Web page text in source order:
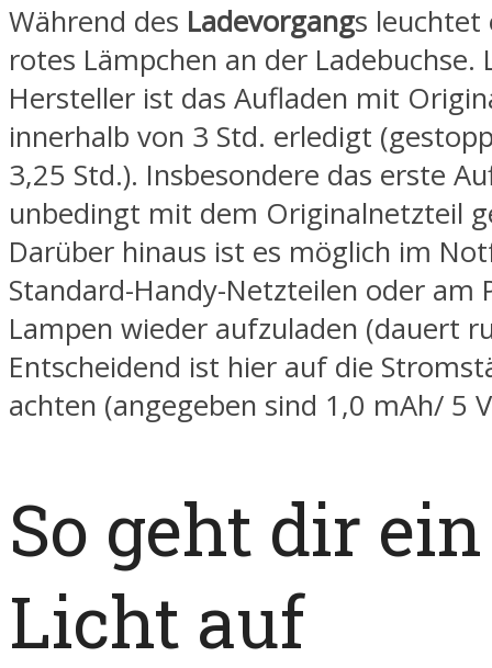
Während des Ladevorgangs leuchtet
rotes Lämpchen an der Ladebuchse.
Hersteller ist das Aufladen mit
innerhalb von 3 Std. erledigt
3,25 Std.). Insbesondere das erste
unbedingt mit dem Originalnetzteil
Darüber hinaus ist es möglich im
Standard-Handy-Netzteilen oder am
Lampen wieder aufzuladen (dauert
Entscheidend ist hier auf die
achten (angegeben sind 1,0 mAh/ 5
So geht dir ein
Licht auf